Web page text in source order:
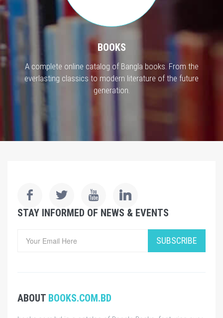
BOOKS
A complete online catalog of Bangla books. From the
everlasting classics to modern literature of the future
generation.
STAY INFORMED OF NEWS & EVENTS
SUBSCRIBE
ABOUT BOOKS.COM.BD